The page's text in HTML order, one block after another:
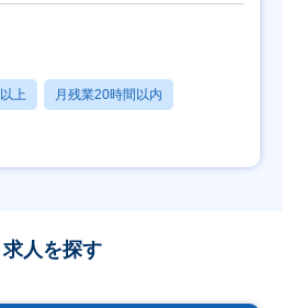
上 月残業20時間以内
求人を探す